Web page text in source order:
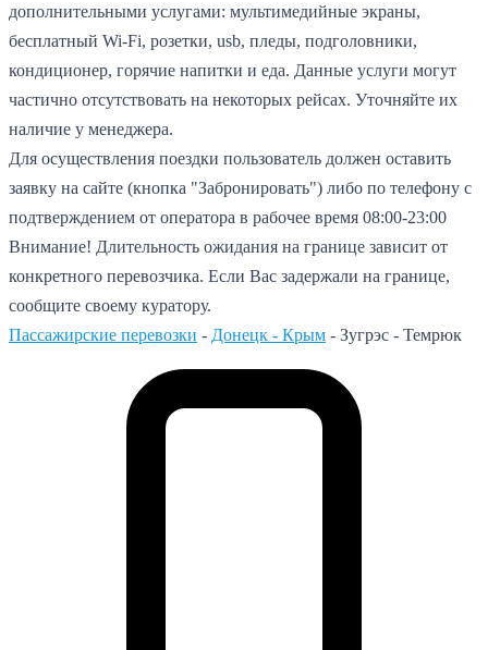
дополнительными услугами: мультимедийные экраны,
бесплатный Wi-Fi, розетки, usb, пледы, подголовники,
кондиционер, горячие напитки и еда. Данные услуги могут
частично отсутствовать на некоторых рейсах. Уточняйте их
наличие у менеджера.
Для осуществления поездки пользователь должен оставить
заявку на сайте (кнопка "Забронировать") либо по телефону с
подтверждением от оператора в рабочее время 08:00-23:00
Внимание! Длительность ожидания на границе зависит от
конкретного перевозчика. Если Вас задержали на границе,
сообщите своему куратору.
Пассажирские перевозки - Донецк - Крым - Зугрэс - Темрюк